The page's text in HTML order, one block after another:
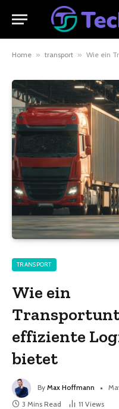
Home » transport » Wie ein
TRANSPORT
Wie ein
effiziente
bietet
By Max Hoffmann
3 Mins Read
11 Views